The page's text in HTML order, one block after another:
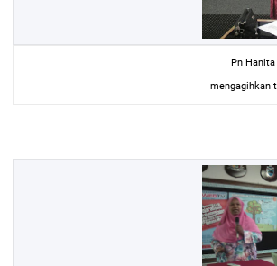
Pn Hanita
mengagihkan